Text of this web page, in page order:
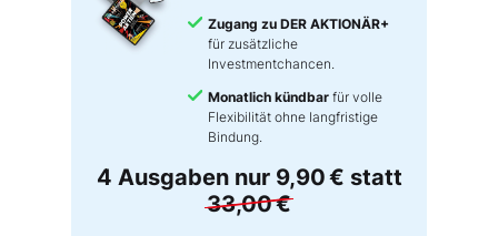
Zugang zu DER AKTIONÄR+
für zusätzliche
Investmentchancen.
Monatlich kündbar für volle
Flexibilität ohne langfristige
Bindung.
4 Ausgaben nur 9,90 € statt
33,00 €